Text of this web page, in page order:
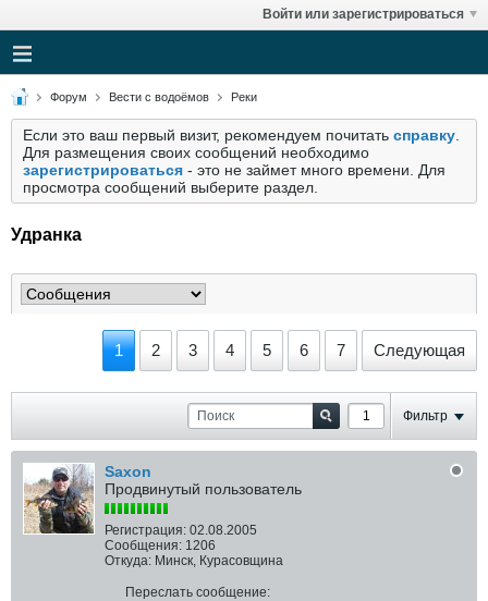
Войти или зарегистрироваться
Форум Вести с водоёмов Реки
Если это ваш первый визит, рекомендуем почитать справку
Для размещения своих сообщений необходимо
зарегистрироваться - это не займет много времени. Для
просмотра сообщений выберите раздел.
Удранка
1 2 3 4 5 6 7 Следующая
Фильтр
Saxon
Продвинутый пользователь
Регистрация: 02.08.2005
Сообщения: 1206
Откуда: Минск, Курасовщина
Переслать сообщение: